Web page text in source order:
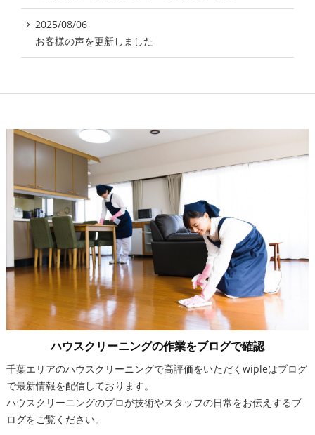
2025/08/06
お客様の声を更新しました
ハウスクリーニングの作業をブログで確認
千葉エリアのハウスクリーニングで高評価をいただくwipleはブログ
で最新情報を配信しております。
ハウスクリーニングのプロが技術やスタッフの日常をお伝えするブ
ログをご覧ください。